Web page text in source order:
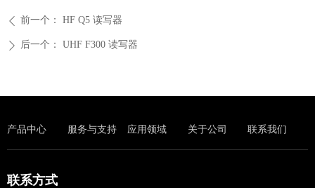
ꄴ 前一个： HF Q5 读写器
ꄲ 后一个： UHF F300 读写器
产品中心 服务与支持 应用领域 关于公司 联系我们
联系方式